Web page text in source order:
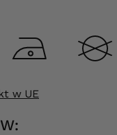
w UE